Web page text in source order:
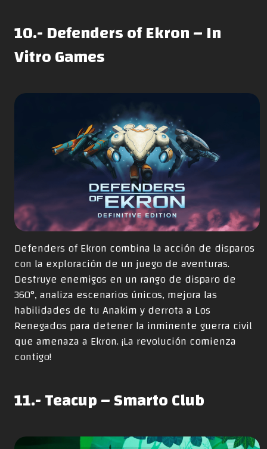
10.- Defenders of Ekron – In
Vitro Games
Defenders of Ekron combina la acción de disparos
con la exploración de un juego de aventuras.
Destruye enemigos en un rango de disparo de
360°, analiza escenarios únicos, mejora las
habilidades de tu Anakim y derrota a Los
Renegados para detener la inminente guerra civil
que amenaza a Ekron. ¡La revolución comienza
contigo!
11.- Teacup – Smarto Club